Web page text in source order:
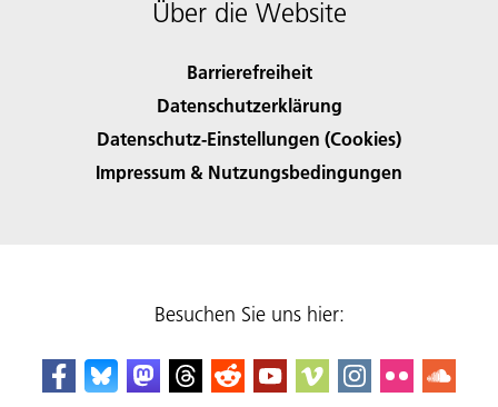
Über die Website
Barrierefreiheit
Datenschutzerklärung
Datenschutz-Einstellungen (Cookies)
Impressum & Nutzungsbedingungen
Besuchen Sie uns hier: